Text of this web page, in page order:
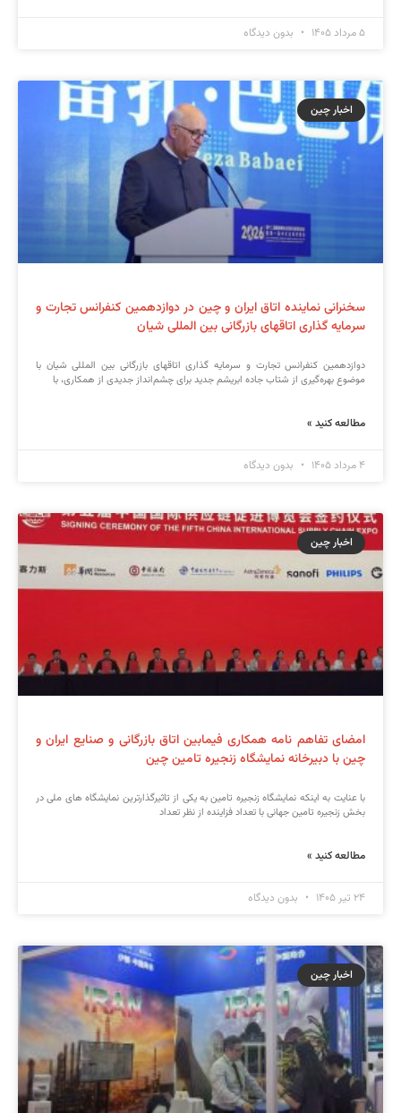
۵ مرداد ۱۴۰۵ بدون دیدگاه
اخبار چین
سخنرانی نماینده اتاق ایران و چین در دوازدهمین کنفرانس تجارت و
سرمایه گذاری اتاقهای بازرگانی بین المللی شیان
دوازدهمین کنفرانس تجارت و سرمایه گذاری اتاقهای بازرگانی بین المللی شیان با
موضوع بهره‌گیری از شتاب جاده ابریشم جدید برای چشم‌انداز جدیدی از همکاری، با
مطالعه کنید »
۴ مرداد ۱۴۰۵ بدون دیدگاه
اخبار چین
امضای تفاهم نامه همکاری فیمابین اتاق بازرگانی و صنایع ایران و
چین با دبیرخانه نمایشگاه زنجیره تامین چین
با عنایت به اینکه نمایشگاه زنجیره تامین به یکی از تاثیرگذارترین نمایشگاه های ملی در
بخش زنجیره تامین جهانی با تعداد فزاینده از نظر تعداد
مطالعه کنید »
۲۴ تیر ۱۴۰۵ بدون دیدگاه
اخبار چین